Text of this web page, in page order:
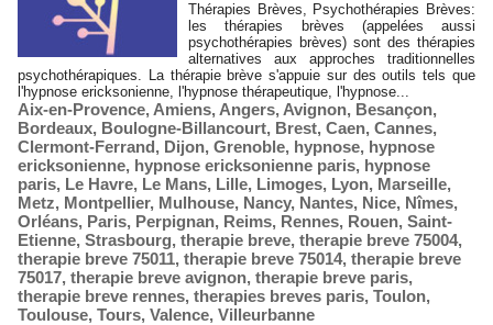
Thérapies Brèves, Psychothérapies Brèves:
les thérapies brèves (appelées aussi
psychothérapies brèves) sont des thérapies
alternatives aux approches traditionnelles
psychothérapiques. La thérapie brève s'appuie sur des outils tels que
l'hypnose ericksonienne, l'hypnose thérapeutique, l'hypnose...
Aix-en-Provence, Amiens, Angers, Avignon, Besançon,
Bordeaux, Boulogne-Billancourt, Brest, Caen, Cannes,
Clermont-Ferrand, Dijon, Grenoble, hypnose, hypnose
ericksonienne, hypnose ericksonienne paris, hypnose
paris, Le Havre, Le Mans, Lille, Limoges, Lyon, Marseille,
Metz, Montpellier, Mulhouse, Nancy, Nantes, Nice, Nîmes,
Orléans, Paris, Perpignan, Reims, Rennes, Rouen, Saint-
Etienne, Strasbourg, therapie breve, therapie breve 75004,
therapie breve 75011, therapie breve 75014, therapie breve
75017, therapie breve avignon, therapie breve paris,
therapie breve rennes, therapies breves paris, Toulon,
Toulouse, Tours, Valence, Villeurbanne